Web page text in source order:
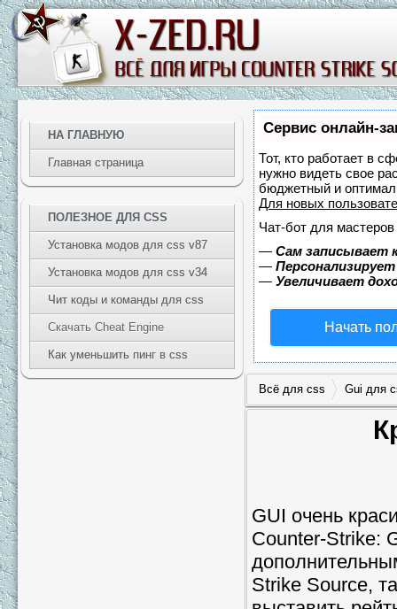
Сервис онлайн-
Тот, кто работает в
нужно видеть свое
бюджетный и
Для новых
Чат-бот для
— Сам записывает
—
— Увеличивает
Начать
Всё для css Gui для
GUI очень
Counter-Strike:
Strike Source,
НА ГЛАВНУЮ
Главная страница
ПОЛЕЗНОЕ ДЛЯ CSS
Установка модов для css v87
Установка модов для css v34
Чит коды и команды для css
Скачать Cheat Engine
Как уменьшить пинг в css